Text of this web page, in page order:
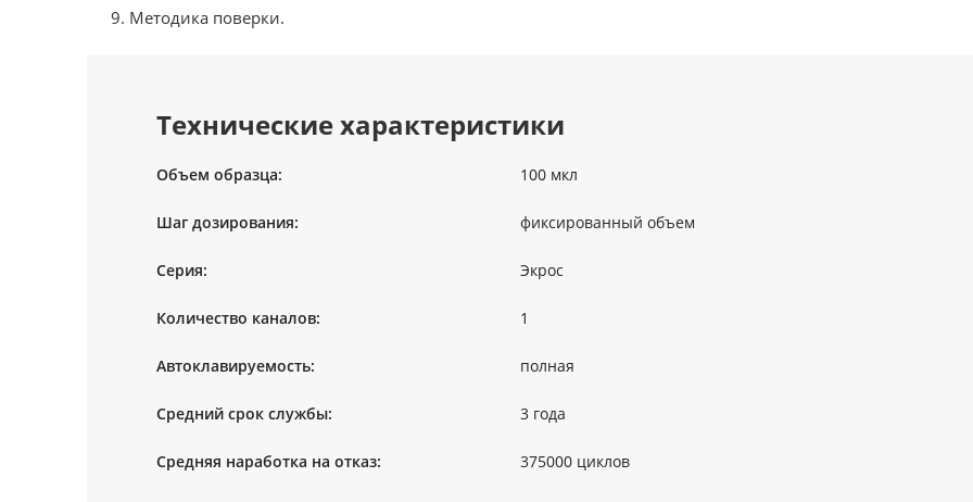
Методика поверки.
Технические характеристики
Объем образца: 100 мкл
Шаг дозирования: фиксированный объем
Серия: Экрос
Количество каналов: 1
Автоклавируемость: полная
Средний срок службы: 3 года
Средняя наработка на отказ: 375000 циклов